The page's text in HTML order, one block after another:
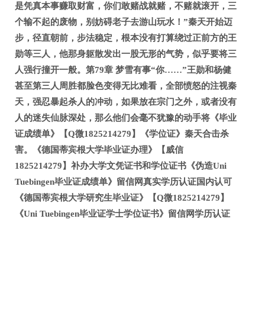
是凭真本事赚取财富，你们敢赌战就赌，不赌就滚开，三
个输不起的废物，别妨碍老子去游山玩水！”秦天开始迈
步，径直朝前，步法稳定，根本没有打算绕过正前方的王
勋等三人，他那身躯散发出一股无形的气势，似乎要将三
人强行撞开一般。第79章 梦雪有事“你……”王勋和杨健
甚至第三人周胜都脸色变得无比难看，全部愤怒的注视秦
天，强忍暴起杀人的冲动，如果放在宗门之外，或者没有
人的迷失仙脉深处，那么他们会毫不犹豫的动手将《毕业
证成绩单》【Q微1825214279】《学位证》秦天合击杀
害。《德国蒂宾根大学毕业证办理》【威信
1825214279】补办大学文凭证书和学位证书《伪造Uni
Tuebingen毕业证成绩单》留信网真实学历认证国内认可
《德国蒂宾根大学研究生毕业证》【Q微1825214279】
《Uni Tuebingen毕业证学士学位证书》留信网学历认证